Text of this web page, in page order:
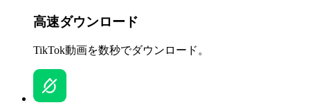
高速ダウンロード
TikTok動画を数秒でダウンロード。